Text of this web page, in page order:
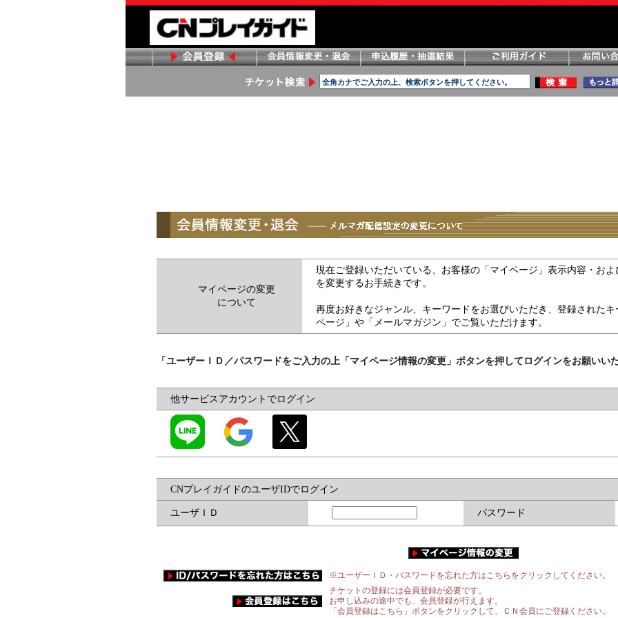
マイページの変更
について
現在ご登録いただいている、お客様の「マイページ」表示内容・お
を変更するお手続きです。
再度お好きなジャンル、キーワードをお選びいただき、登録された
ページ」や「メールマガジン」でご覧いただけます。
「ユーザーＩＤ／パスワードをご入力の上「マイページ情報の変更」ボタンを押してログインをお願いいた
他サービスアカウントでログイン
CNプレイガイドのユーザIDでログイン
ユーザＩＤ パスワード
※ユーザーＩＤ・パスワードを忘れた方はこちらをクリックしてください。
チケットの登録には会員登録が必要です。
お申し込みの途中でも、会員登録が行えます。
「会員登録はこちら」ボタンをクリックして、ＣＮ会員にご登録ください。